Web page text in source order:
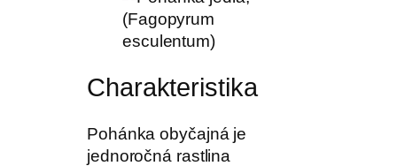
Charakteristika
Pohánka obyčajná je
jednoročná rastlina